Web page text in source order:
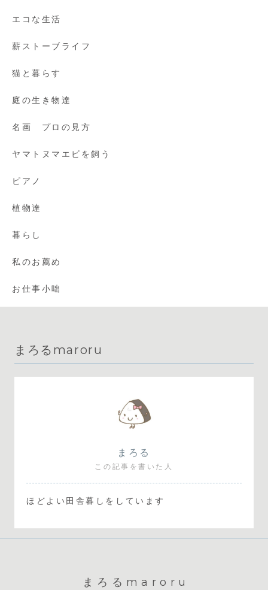
エコな生活
薪ストーブライフ
猫と暮らす
庭の生き物達
名画 プロの見方
ヤマトヌマエビを飼う
ピアノ
植物達
暮らし
私のお薦め
お仕事小咄
まろるmaroru
まろる
この記事を書いた人
ほどよい田舎暮しをしています
まろるmaroru